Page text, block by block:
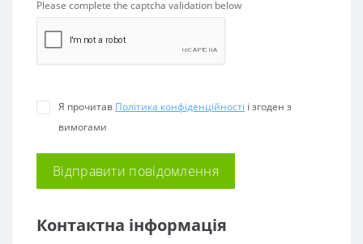
Please complete the captcha validation below
Я прочитав Політика конфіденційності і згоден з
вимогами
Контактна інформація